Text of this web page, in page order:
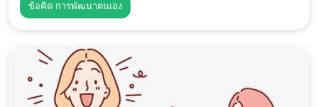
ข้อคิด การพัฒนาตนเอง